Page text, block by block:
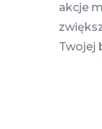
akcje
Twojej